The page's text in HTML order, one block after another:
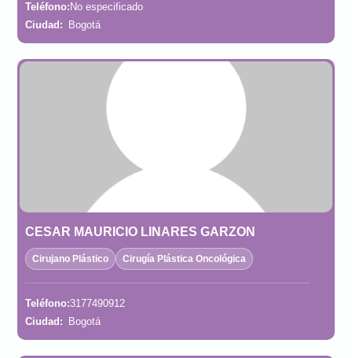
Teléfono: No especificado
Ciudad:
Bogotá
CESAR MAURICIO LINARES GARZON
Cirujano Plástico Cirugía Plástica Oncológica
Teléfono:3177490912
Ciudad:
Bogotá